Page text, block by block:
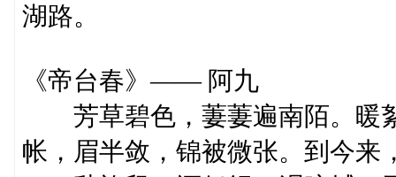
湖路。
《帝台春》—— 阿九
芳草碧色，萋萋遍南陌。暖
帐，眉半敛，锦被微张。到今来